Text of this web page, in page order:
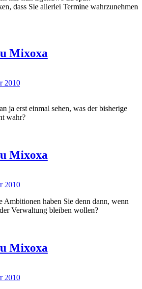
dass Sie allerlei Termine wahrzunehmen
Mixoxa
2010
ja erst einmal sehen, was der bisherige
wahr?
Mixoxa
2010
Ambitionen haben Sie denn dann, wenn
Verwaltung bleiben wollen?
Mixoxa
2010